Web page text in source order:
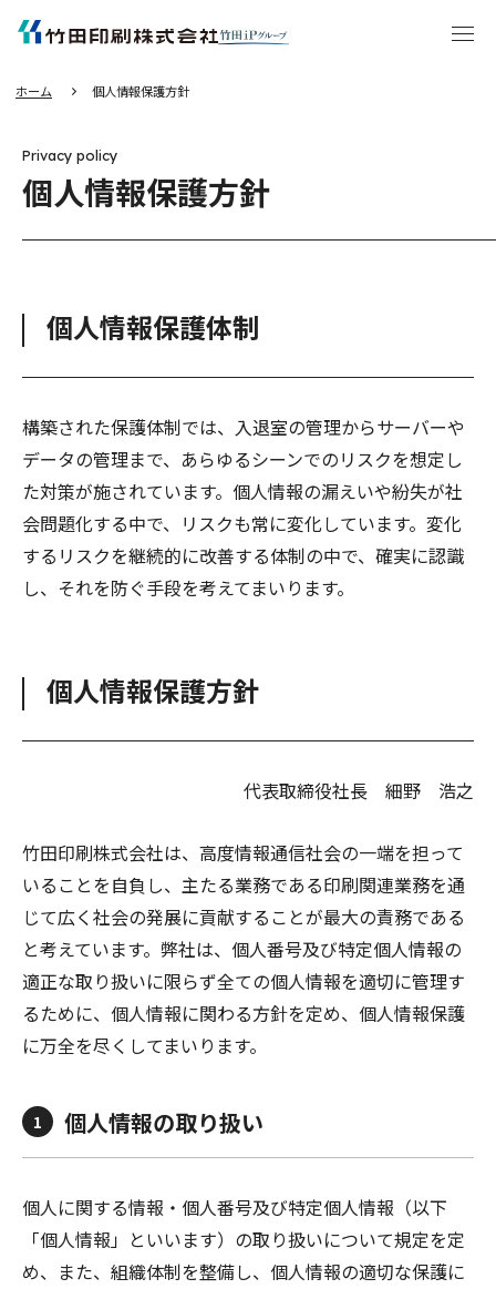
ホーム 個人情報保護方針
Privacy policy
個人情報保護方針
個人情報保護体制
構築された保護体制では、入退室の管理からサーバーや
データの管理まで、あらゆるシーンでのリスクを想定し
た対策が施されています。個人情報の漏えいや紛失が社
会問題化する中で、リスクも常に変化しています。変化
するリスクを継続的に改善する体制の中で、確実に認識
し、それを防ぐ手段を考えてまいります。
個人情報保護方針
代表取締役社長 細野 浩之
竹田印刷株式会社は、高度情報通信社会の一端を担って
いることを自負し、主たる業務である印刷関連業務を通
じて広く社会の発展に貢献することが最大の責務である
と考えています。弊社は、個人番号及び特定個人情報の
適正な取り扱いに限らず全ての個人情報を適切に管理す
るために、個人情報に関わる方針を定め、個人情報保護
に万全を尽くしてまいります。
1 個人情報の取り扱い
個人に関する情報・個人番号及び特定個人情報（以下
「個人情報」といいます）の取り扱いについて規定を定
め、また、組織体制を整備し、個人情報の適切な保護に